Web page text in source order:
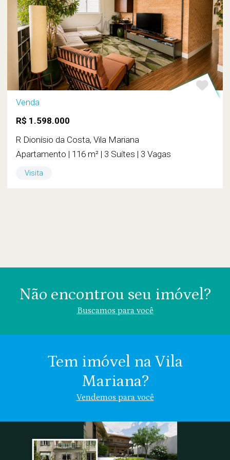
Venda
R$ 1.598.000
R Dionísio da Costa, Vila Mariana
Apartamento | 116 m² | 3 Suítes | 3 Vagas
Visita
Não encontrou seu imóvel?
Buscamos para você
Valor (R$)
Vila Mariana
Chácara Klabin
Chácara
Vila
Indiferente
Tem imóvel na Vila
Mariana?
Vendemos para você
Nome